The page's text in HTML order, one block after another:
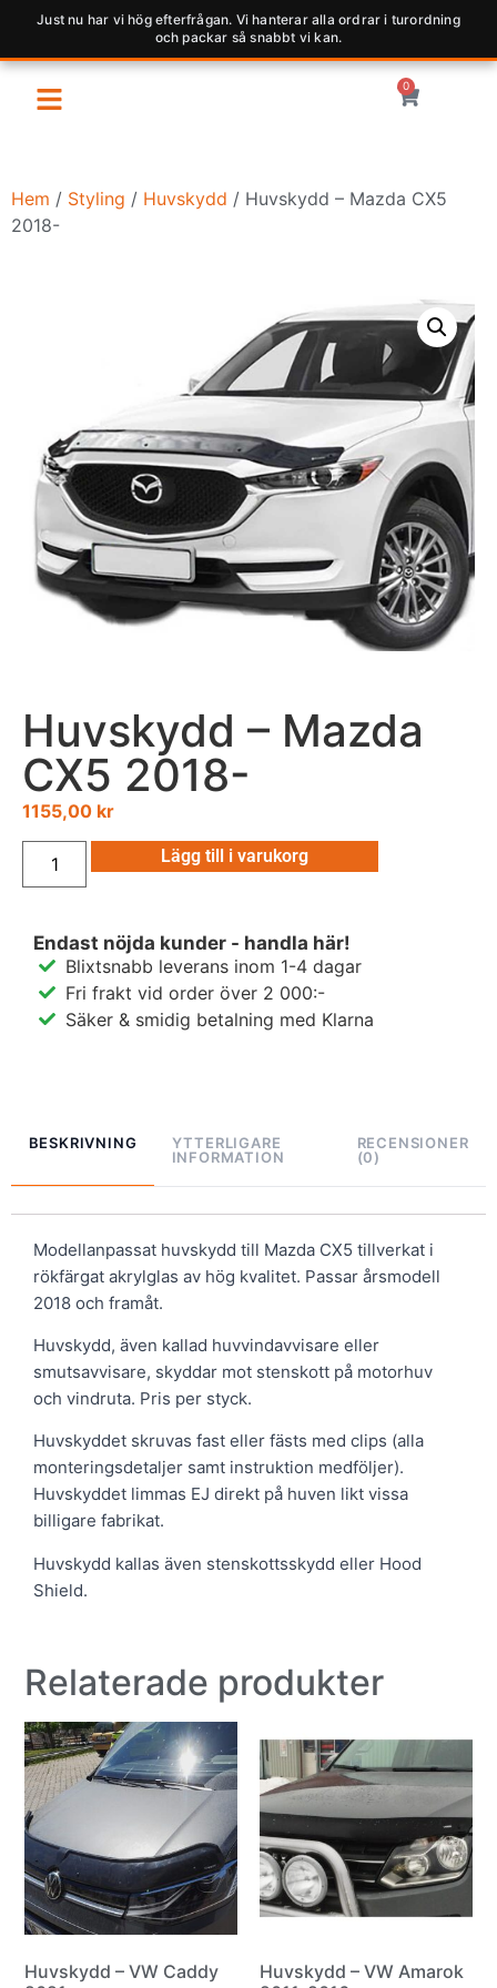
Just nu har vi hög efterfrågan. Vi hanterar alla ordrar i turordning
och packar så snabbt vi kan.
0
Hem / Styling / Huvskydd / Huvskydd – Mazda CX5
2018-
Huvskydd – Mazda
CX5 2018-
1155,00 kr
Lägg till i varukorg
Endast nöjda kunder - handla här!
Blixtsnabb leverans inom 1-4 dagar
Fri frakt vid order över 2 000:-
Säker & smidig betalning med Klarna
BESKRIVNING
YTTERLIGARE
INFORMATION
RECENSIONER
(0)
Modellanpassat huvskydd till Mazda CX5 tillverkat i
rökfärgat akrylglas av hög kvalitet. Passar årsmodell
2018 och framåt.
Huvskydd, även kallad huvvindavvisare eller
smutsavvisare, skyddar mot stenskott på motorhuv
och vindruta. Pris per styck.
Huvskyddet skruvas fast eller fästs med clips (alla
monteringsdetaljer samt instruktion medföljer).
Huvskyddet limmas EJ direkt på huven likt vissa
billigare fabrikat.
Huvskydd kallas även stenskottsskydd eller Hood
Shield.
Relaterade produkter
Huvskydd – VW Caddy
Huvskydd – VW Amarok